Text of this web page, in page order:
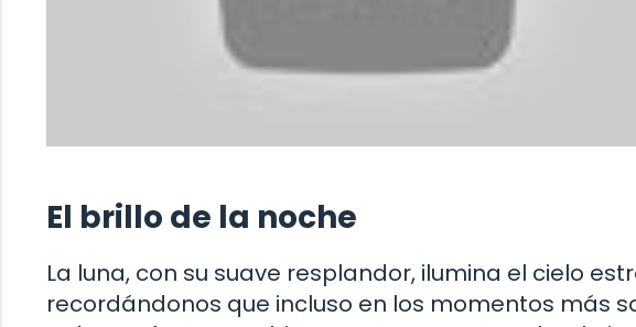
El brillo de la noche
La luna, con su suave resplandor, ilumina el cielo
recordándonos que incluso en los momentos más